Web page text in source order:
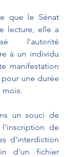
que le Sénat
lecture, elle a
l'autorité
à un individu
manifestation
une durée
mois.
un souci de
l'inscription de
d'interdiction
d'un fichier